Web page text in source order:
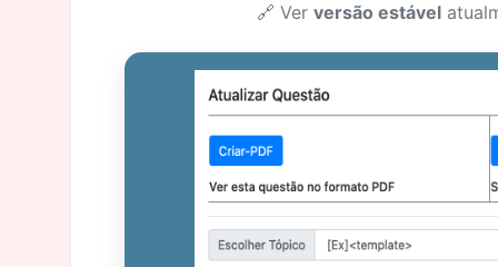
🔗 Ver versão estável